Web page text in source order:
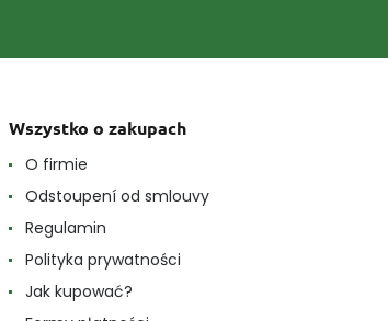
Wszystko o zakupach
O firmie
Odstoupení od smlouvy
Regulamin
Polityka prywatności
Jak kupować?